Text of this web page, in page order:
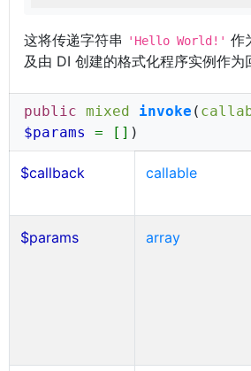
这将传递字符串 'Hello World!' 作
及由 DI 创建的格式化程序实例作为
public mixed invoke (
$params = [] )
$callback callable
$params array